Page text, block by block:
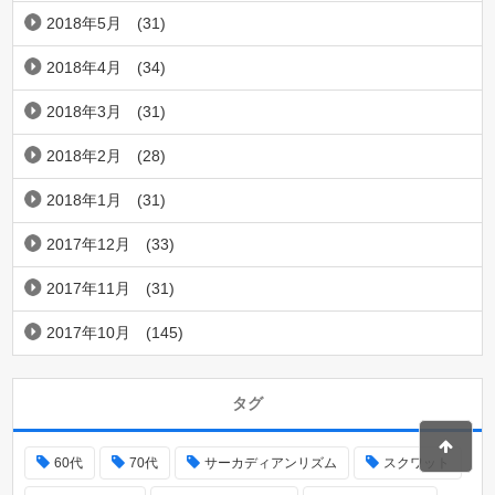
2018年5月 (31)
2018年4月 (34)
2018年3月 (31)
2018年2月 (28)
2018年1月 (31)
2017年12月 (33)
2017年11月 (31)
2017年10月 (145)
タグ
60代 70代 サーカディアンリズム スクワット